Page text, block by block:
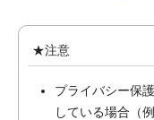
★注意
プライバシー保
している場合（